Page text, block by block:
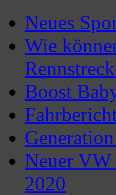
Neues
Wie
Boost
Neuer
2020